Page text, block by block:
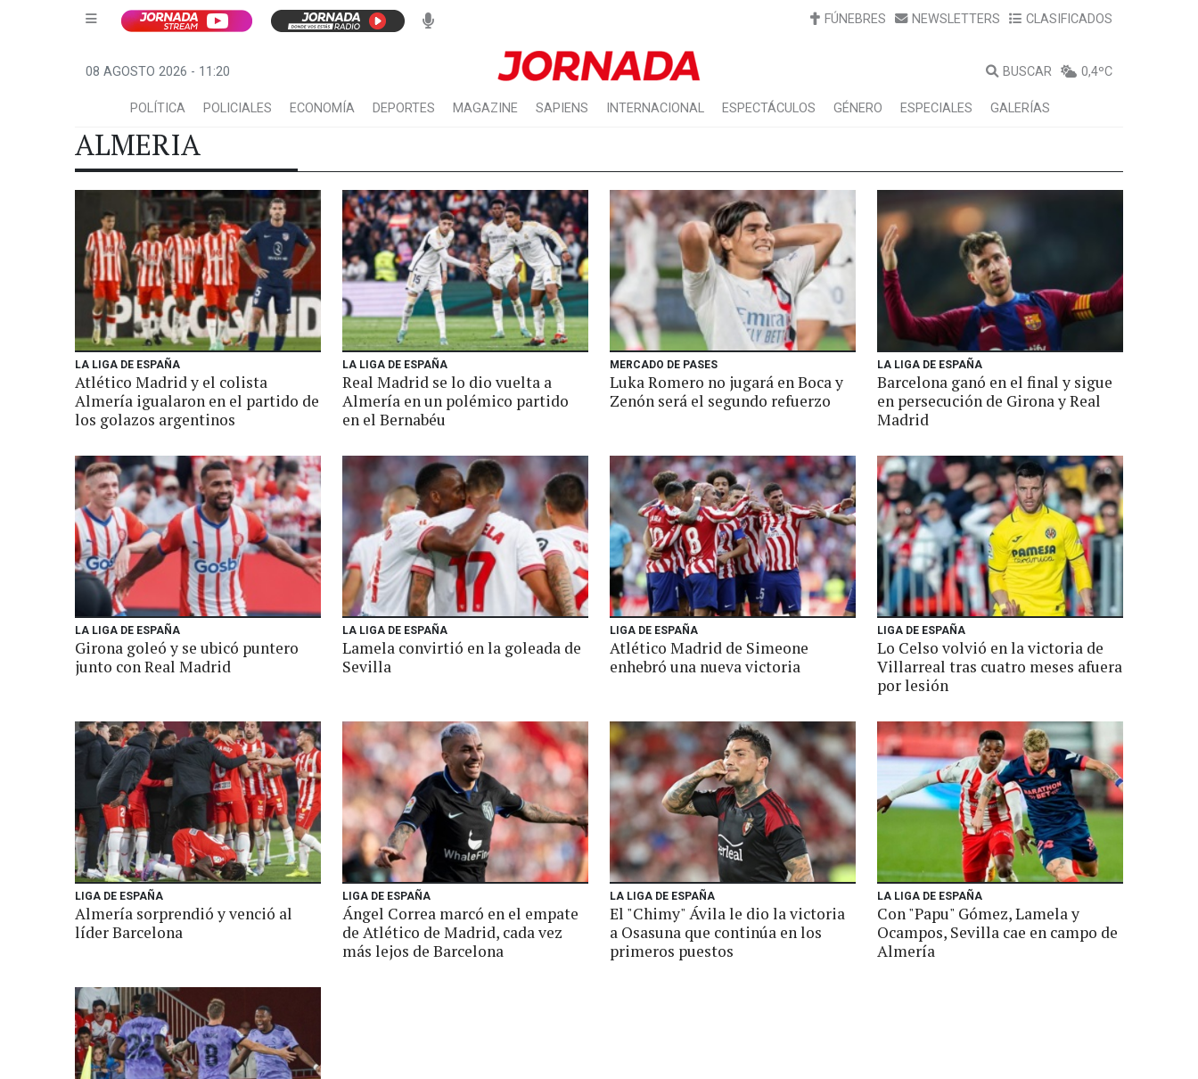
FÚNEBRES NEWSLETTERS CLASIFICADOS
08 AGOSTO 2026 - 11:20 BUSCAR 0,4ºC
POLÍTICA POLICIALES ECONOMÍA DEPORTES MAGAZINE SAPIENS INTERNACIONAL ESPECTÁCULOS GÉNERO ESPECIALES GALERÍAS
ALMERIA
LA LIGA DE ESPAÑA
Atlético Madrid y el colista
Almería igualaron en el partido de
los golazos argentinos
LA LIGA DE ESPAÑA
Real Madrid se lo dio vuelta a
Almería en un polémico partido
en el Bernabéu
MERCADO DE PASES
Luka Romero no jugará en Boca y
Zenón será el segundo refuerzo
LA LIGA DE ESPAÑA
Barcelona ganó en el final y sigue
en persecución de Girona y Real
Madrid
LA LIGA DE ESPAÑA
Girona goleó y se ubicó puntero
junto con Real Madrid
LA LIGA DE ESPAÑA
Lamela convirtió en la goleada de
Sevilla
LIGA DE ESPAÑA
Atlético Madrid de Simeone
enhebró una nueva victoria
LIGA DE ESPAÑA
Lo Celso volvió en la victoria de
Villarreal tras cuatro meses afuera
por lesión
LIGA DE ESPAÑA
Almería sorprendió y venció al
líder Barcelona
LIGA DE ESPAÑA
Ángel Correa marcó en el empate
de Atlético de Madrid, cada vez
más lejos de Barcelona
LA LIGA DE ESPAÑA
El "Chimy" Ávila le dio la victoria
a Osasuna que continúa en los
primeros puestos
LA LIGA DE ESPAÑA
Con "Papu" Gómez, Lamela y
Ocampos, Sevilla cae en campo de
Almería